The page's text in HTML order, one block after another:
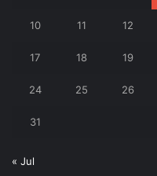
10 11 12
17 18 19
24 25 26
31
« Jul